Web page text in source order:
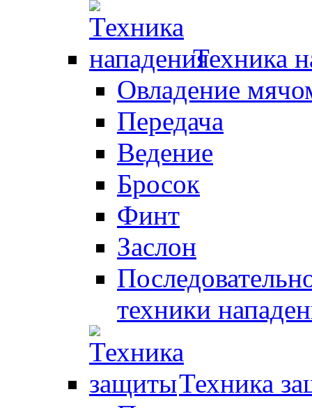
Техника
Овладение
Передача
Ведение
Бросок
Финт
Заслон
техники
Техника